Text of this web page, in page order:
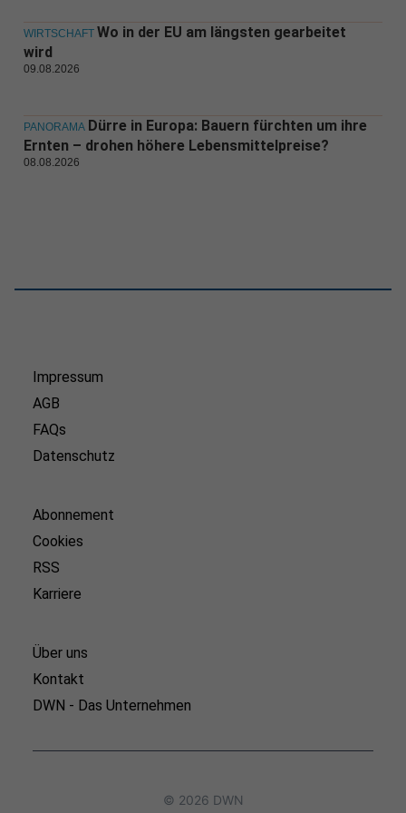
WIRTSCHAFT Wo in der EU am längsten gearbeitet
wird
09.08.2026
PANORAMA Dürre in Europa: Bauern fürchten um ihre
Ernten – drohen höhere Lebensmittelpreise?
08.08.2026
Impressum
AGB
FAQs
Datenschutz
Abonnement
Cookies
RSS
Karriere
Über uns
Kontakt
DWN - Das Unternehmen
© 2026 DWN